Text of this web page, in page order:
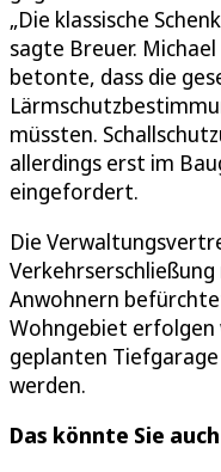
„Die klassische
sagte Breuer.
betonte, dass die
müssten.
allerdings erst im
eingefordert.
Die
Anwohnern
Wohngebiet erfolgen
geplanten
werden.
Das könnte Sie